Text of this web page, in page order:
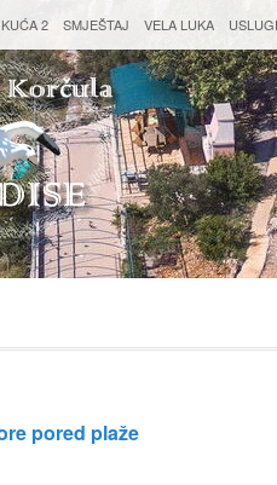
KUĆA 2 SMJEŠTAJ VELA LUKA
pored plaže